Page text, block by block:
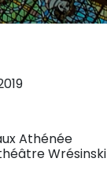
Athénée
Wrésinski